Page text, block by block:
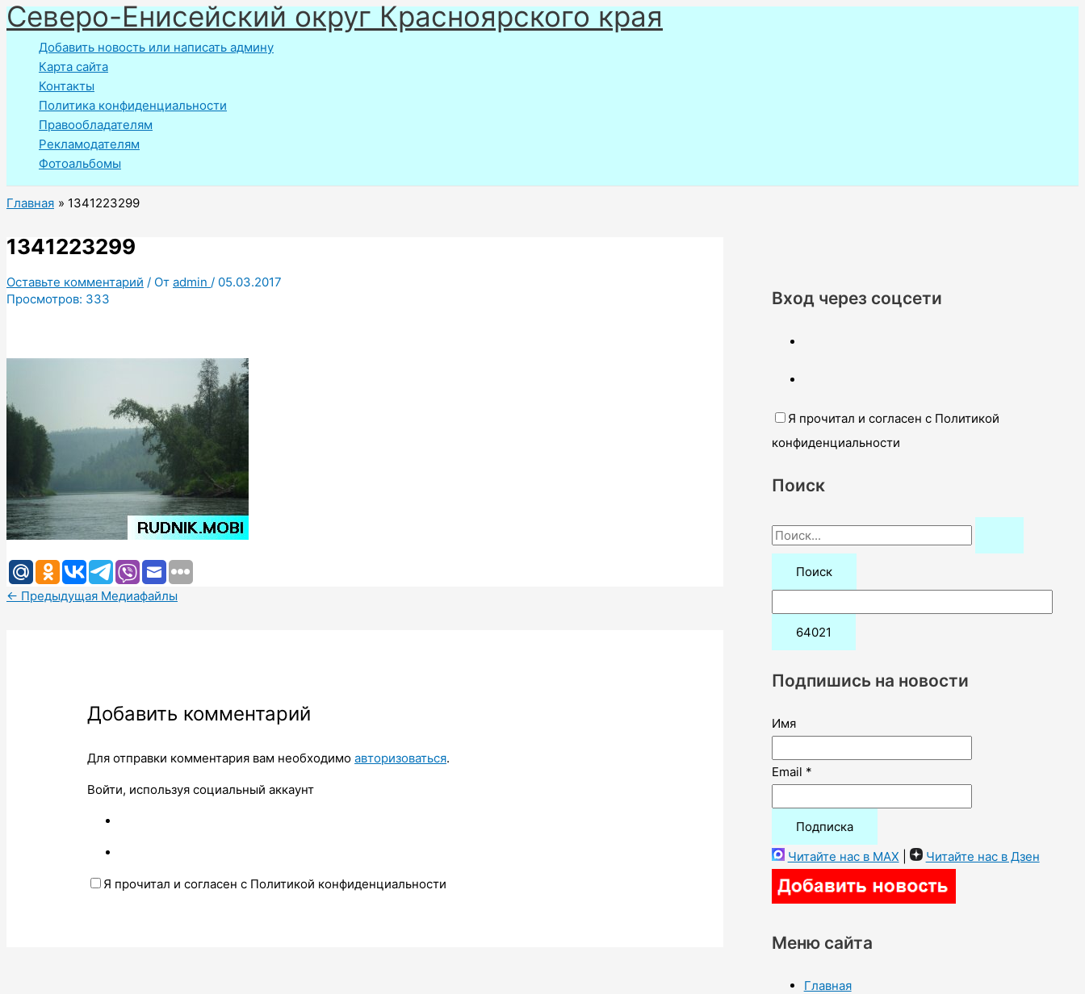
Перейти
к
содержимому
Северо-Енисейский округ Красноярского края
Добавить новость или написать админу
Карта сайта
Контакты
Политика конфиденциальности
Правообладателям
Рекламодателям
Фотоальбомы
Главная 1341223299
1341223299
Оставьте комментарий / От admin / 05.03.2017
Просмотров: 333
← Предыдущая Медиафайлы
Добавить комментарий
Для отправки комментария вам необходимоавторизоваться.
Войти, используя социальный аккаунт
Я прочитал и согласен с Политикой конфиденциальности
Вход через соцсети
Я прочитал и согласен с Политикой
конфиденциальности
Поиск
П
о
:
Подпишись на новости
Имя
Email *
Читайте нас в MAX Читайте нас в Дзен
Меню сайта
Главная